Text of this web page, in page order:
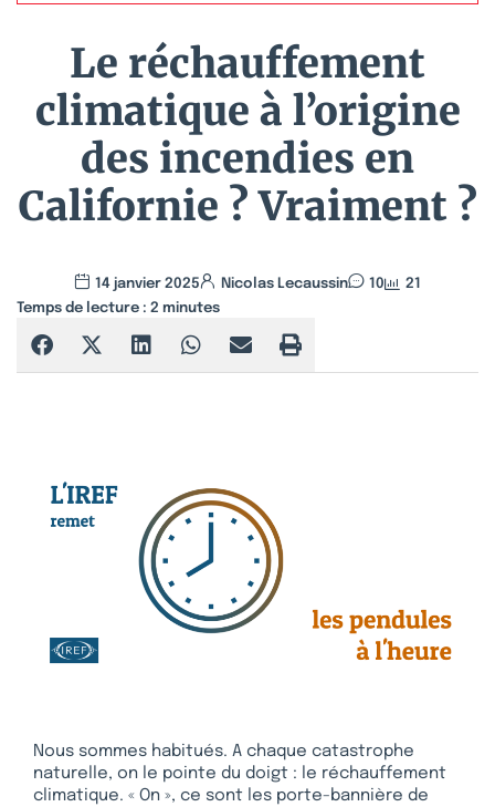
Le réchauffement
climatique à l’origine
des incendies en
Californie ? Vraiment ?
14 janvier 2025 Nicolas Lecaussin 10
21
Temps de lecture : 2 minutes
Nous sommes habitués. A chaque catastrophe
naturelle, on le pointe du doigt : le réchauffement
climatique. « On », ce sont les porte-bannière de